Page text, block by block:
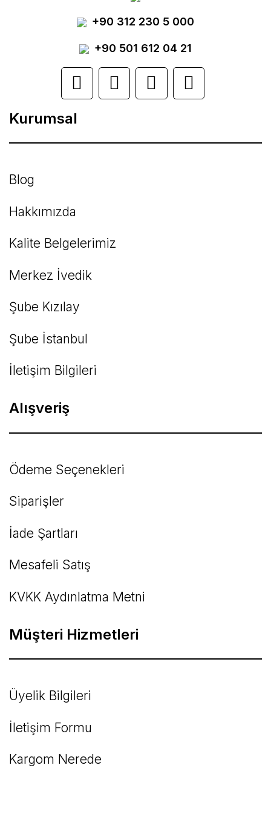
Ürün resmi kalitesiz, bozuk veya
görüntülenemiyor.
Ürün açıklamasında eksik bilgiler bulunuyor.
Ürün bilgilerinde hatalar bulunuyor.
Ürün fiyatı diğer sitelerden daha pahalı.
Bu ürüne benzer farklı alternatifler olmalı.
+90 312 230 5 000
+90 501 612 04 21
Kurumsal
Blog
Hakkımızda
Kalite Belgelerimiz
Merkez İvedik
Şube Kızılay
Şube İstanbul
İletişim Bilgileri
Alışveriş
Ödeme Seçenekleri
Siparişler
İade Şartları
Mesafeli Satış
KVKK Aydınlatma Metni
Müşteri Hizmetleri
Üyelik Bilgileri
İletişim Formu
Kargom Nerede